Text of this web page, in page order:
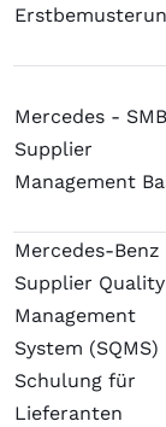
Mercedes - SMB
Supplier
Management
Mercedes-Benz
Supplier Quality
Management
System (SQMS)
Schulung für
Lieferanten